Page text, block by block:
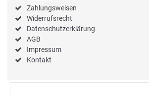
Zahlungsweisen
Widerrufsrecht
Datenschutzerklärung
AGB
Impressum
Kontakt